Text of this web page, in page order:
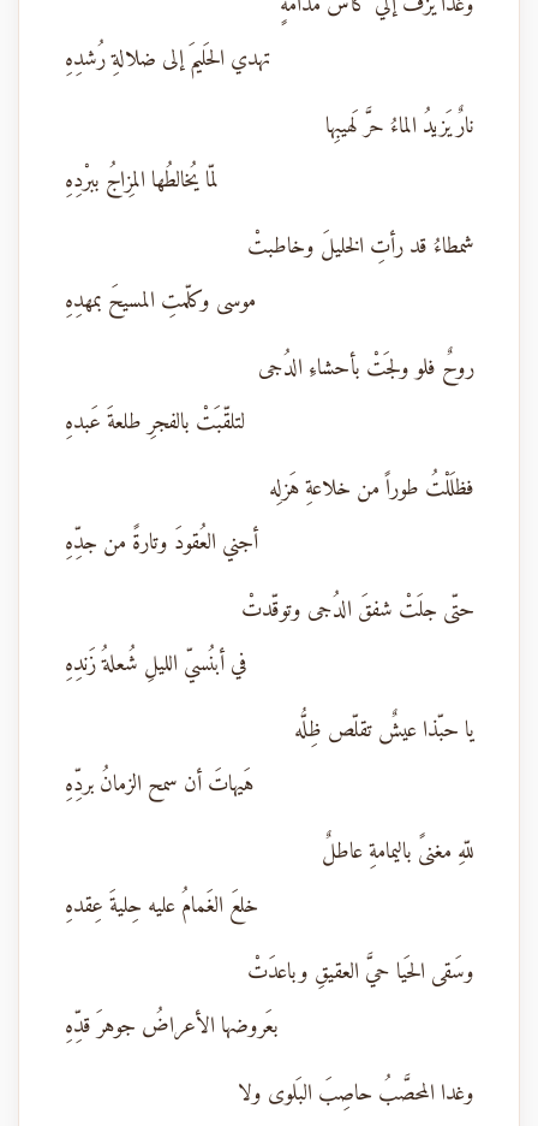
تهدي الحَليمَ إلى ضلالةِ رُشدِهِ
نارٌ يَزيدُ الماءُ حرَّ لَهيبِها
لمّا يُخالطُها المِزاجُ ببرْدِهِ
شمطاءُ قد رأتِ الخليلَ وخاطبتْ
موسى وكلّمتِ المسيحَ بمهدِهِ
روحٌ فلو ولجَتْ بأحشاءِ الدُجى
لتلقّبَتْ بالفجرِ طلعةَ عَبدهِ
فظلَلْتُ طوراً من خلاعةِ هَزلِه
أجني العُقودَ وتارةً من جدِّهِ
حتّى جلَتْ شفقَ الدُجى وتوقّدتْ
في أبنُسيّ الليلِ شُعلةُ زَندِهِ
يا حبّذا عيشٌ تقلّص ظِلُّه
هَيهاتَ أن سمح الزمانُ بردِّهِ
للّهِ مغنىً باليمامةِ عاطلٌ
خلعَ الغَمامُ عليه حِليةَ عِقدهِ
وسَقى الحَيا حيَّ العقيقِ وباعدَتْ
بعَروضها الأعراضُ جوهرَ قدِّهِ
وغدا المحصَّبُ حاصِبَ البَلوى ولا